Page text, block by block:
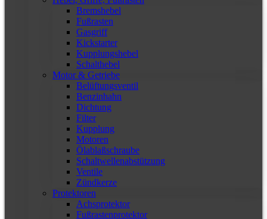
Bremshebel
Fußrasten
Gasgriff
Kickstarter
Kupplungshebel
Schalthebel
Motor & Getriebe
Belüftungsventil
Benzinhahn
Dichtung
Filter
Kupplung
Motoren
Ölablaßschraube
Schaltwellenabstützung
Ventile
Zündkerze
Protektoren
Achsprotektor
Fußrastenprotektor